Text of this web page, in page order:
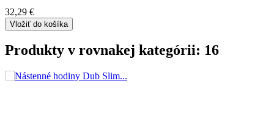
32,29 €
Vložiť do košíka
Produkty v rovnakej kategórii: 16